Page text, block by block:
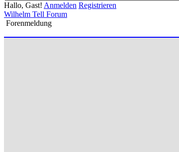
Hallo, Gast! Anmelden Registrieren
Wilhelm Tell Forum
Forenmeldung